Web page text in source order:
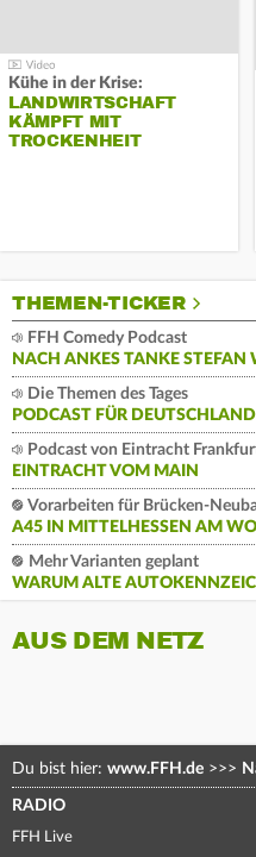
Kühe in der Krise:
LANDWIRTSCHAFT
KÄMPFT MIT
TROCKENHEIT
THEMEN-TICKER
FFH Comedy Podcast
NACH ANKES TANKE STEFAN
Die Themen des Tages
PODCAST FÜR DEUTSCHLAND
Podcast von Eintracht
EINTRACHT VOM MAIN
Vorarbeiten für Brücken-
A45 IN MITTELHESSEN AM
Mehr Varianten geplant
WARUM ALTE
AUS DEM NETZ
Du bist hier: www.FFH.de >>>
RADIO
FFH Live